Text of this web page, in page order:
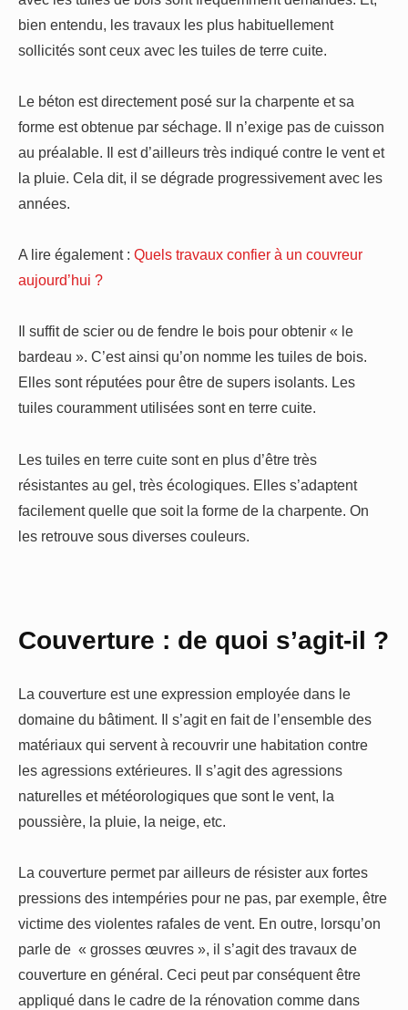
bien entendu, les travaux les plus habituellement
sollicités sont ceux avec les tuiles de terre cuite.
Le béton est directement posé sur la charpente et sa
forme est obtenue par séchage. Il n’exige pas de cuisson
au préalable. Il est d’ailleurs très indiqué contre le vent et
la pluie. Cela dit, il se dégrade progressivement avec les
années.
A lire également : Quels travaux confier à un couvreur
aujourd’hui ?
Il suffit de scier ou de fendre le bois pour obtenir « le
bardeau ». C’est ainsi qu’on nomme les tuiles de bois.
Elles sont réputées pour être de supers isolants. Les
tuiles couramment utilisées sont en terre cuite.
Les tuiles en terre cuite sont en plus d’être très
résistantes au gel, très écologiques. Elles s’adaptent
facilement quelle que soit la forme de la charpente. On
les retrouve sous diverses couleurs.
Couverture : de quoi s’agit-il ?
La couverture est une expression employée dans le
domaine du bâtiment. Il s’agit en fait de l’ensemble des
matériaux qui servent à recouvrir une habitation contre
les agressions extérieures. Il s’agit des agressions
naturelles et météorologiques que sont le vent, la
poussière, la pluie, la neige, etc.
La couverture permet par ailleurs de résister aux fortes
pressions des intempéries pour ne pas, par exemple, être
victime des violentes rafales de vent. En outre, lorsqu’on
parle de « grosses œuvres », il s’agit des travaux de
couverture en général. Ceci peut par conséquent être
appliqué dans le cadre de la rénovation comme dans